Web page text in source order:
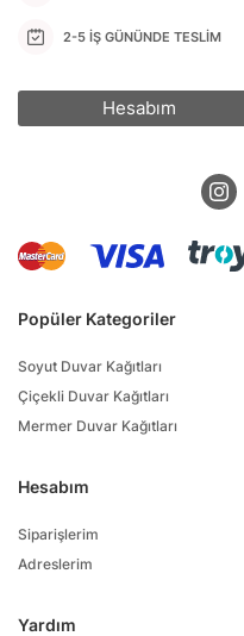
Popüler Kategoriler
Soyut Duvar Kağıtları
Çiçekli Duvar Kağıtları
Mermer Duvar Kağıtları
Hesabım
Siparişlerim
Adreslerim
Yardım
2-5 İŞ GÜNÜNDE TESLİM
Hesabım